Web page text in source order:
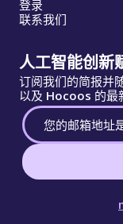
登录
联系我们
人工智能创新
订阅我们的简报并
以及 Hocoos 的最